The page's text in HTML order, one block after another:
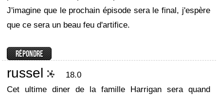
J'imagine que le prochain épisode sera le final, j'espère
que ce sera un beau feu d'artifice.
russel
18.0
Cet ultime diner de la famille Harrigan sera quand